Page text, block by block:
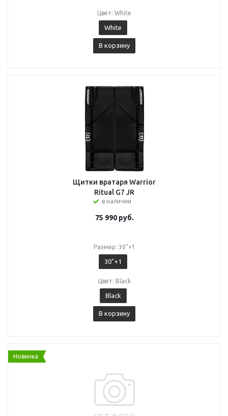
Цвет: White
White
В корзину
Щитки вратаря Warrior
Ritual G7 JR
в наличии
75 990руб.
Размер: 30"+1
30"+1
Цвет: Black
Black
В корзину
Новинка